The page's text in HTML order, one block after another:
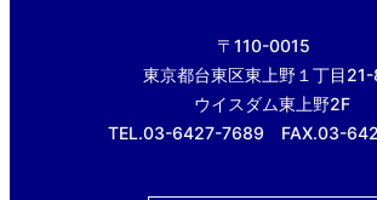
〒110-0015
東京都台東区東上野１丁目
ウイスダム東上野2F
TEL.03-6427-7689 FAX.03-